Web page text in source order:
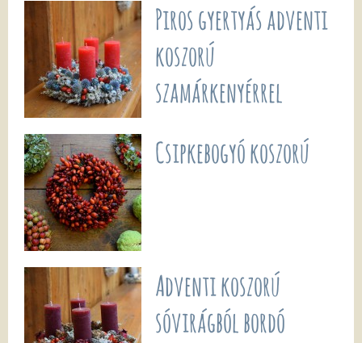
Piros gyertyás adventi
koszorú
szamárkenyérrel
Csipkebogyó koszorú
Adventi koszorú
sóvirágból bordó